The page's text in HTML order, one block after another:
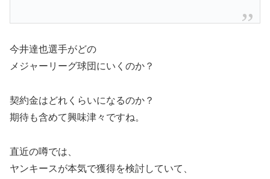
今井達也選手がどの
メジャーリーグ球団にいくのか？
契約金はどれくらいになるのか？
期待も含めて興味津々ですね。
直近の噂では、
ヤンキースが本気で獲得を検討していて、